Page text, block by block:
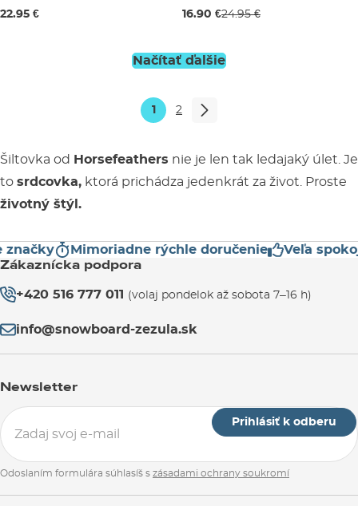
22.95 € 16.90 €24.95 €
Načítať ďalšie
1 2
Šiltovka od Horsefeathers nie je len tak ledajaký úlet. Je
to srdcovka, ktorá prichádza jedenkrát za život. Proste
životný štýl.
Mimoriadne rýchle doručenie Veľa
Zákaznícka podpora
+420 516 777 011 (volaj pondelok až sobota 7–16 h)
info@snowboard-zezula.sk
Newsletter
Prihlásiť k odberu
Odoslaním formulára súhlasíš s zásadami ochrany soukromí